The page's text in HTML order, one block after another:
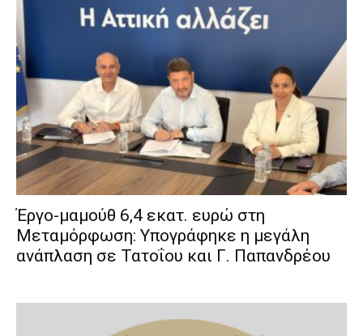
Έργο-μαμούθ 6,4 εκατ. ευρώ στη
Μεταμόρφωση: Υπογράφηκε η μεγάλη
ανάπλαση σε Τατοΐου και Γ. Παπανδρέου